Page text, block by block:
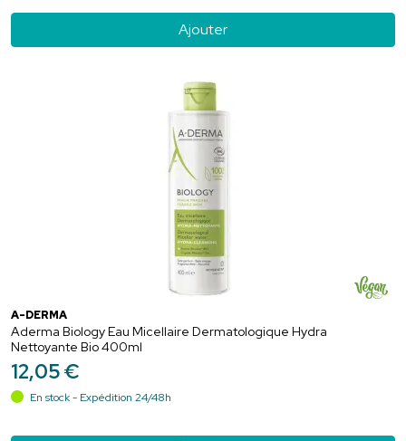
Ajouter
A-DERMA
Aderma Biology Eau Micellaire Dermatologique Hydra
Nettoyante Bio 400ml
12,05€
En stock - Expédition 24/48h